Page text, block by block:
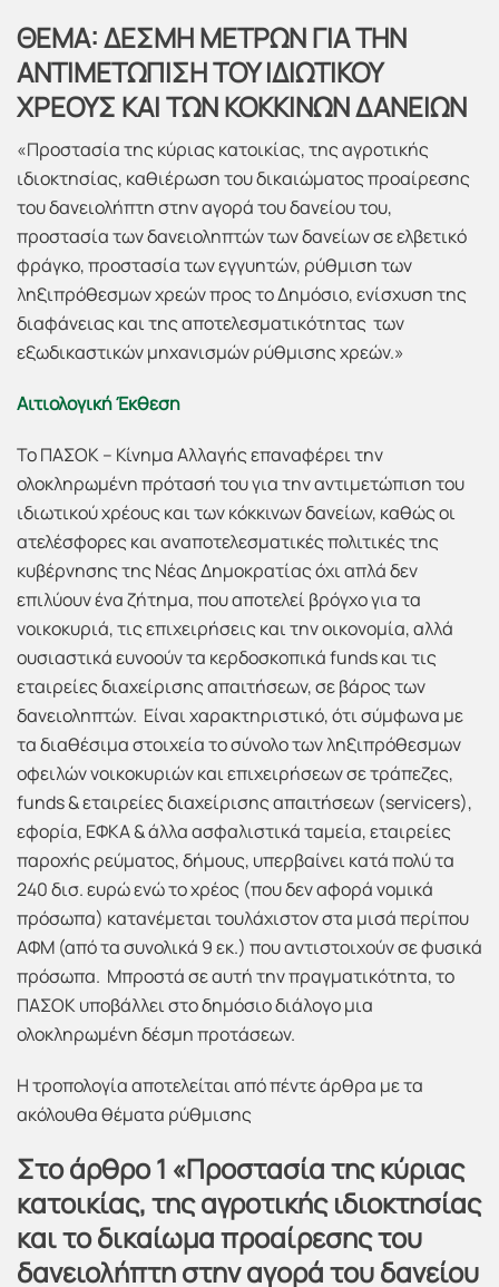
ΘΕΜΑ: ΔΕΣΜΗ ΜΕΤΡΩΝ ΓΙΑ ΤΗΝ
ΑΝΤΙΜΕΤΩΠΙΣΗ ΤΟΥ ΙΔΙΩΤΙΚΟΥ
ΧΡΕΟΥΣ ΚΑΙ ΤΩΝ ΚΟΚΚΙΝΩΝ ΔΑΝΕΙΩΝ
«Προστασία της κύριας κατοικίας, της αγροτικής
ιδιοκτησίας, καθιέρωση του δικαιώματος προαίρεσης
του δανειολήπτη στην αγορά του δανείου του,
προστασία των δανειοληπτών των δανείων σε ελβετικό
φράγκο, προστασία των εγγυητών, ρύθμιση των
ληξιπρόθεσμων χρεών προς το Δημόσιο, ενίσχυση της
διαφάνειας και της αποτελεσματικότητας των
εξωδικαστικών μηχανισμών ρύθμισης χρεών.»
Αιτιολογική Έκθεση
Το ΠΑΣΟΚ – Κίνημα Αλλαγής επαναφέρει την
ολοκληρωμένη πρότασή του για την αντιμετώπιση του
ιδιωτικού χρέους και των κόκκινων δανείων, καθώς οι
ατελέσφορες και αναποτελεσματικές πολιτικές της
κυβέρνησης της Νέας Δημοκρατίας όχι απλά δεν
επιλύουν ένα ζήτημα, που αποτελεί βρόγχο για τα
νοικοκυριά, τις επιχειρήσεις και την οικονομία, αλλά
ουσιαστικά ευνοούν τα κερδοσκοπικά funds και τις
εταιρείες διαχείρισης απαιτήσεων, σε βάρος των
δανειοληπτών. Είναι χαρακτηριστικό, ότι σύμφωνα με
τα διαθέσιμα στοιχεία το σύνολο των ληξιπρόθεσμων
οφειλών νοικοκυριών και επιχειρήσεων σε τράπεζες,
funds & εταιρείες διαχείρισης απαιτήσεων (servicers),
εφορία, ΕΦΚΑ & άλλα ασφαλιστικά ταμεία, εταιρείες
παροχής ρεύματος, δήμους, υπερβαίνει κατά πολύ τα
240 δισ. ευρώ ενώ το χρέος (που δεν αφορά νομικά
πρόσωπα) κατανέμεται τουλάχιστον στα μισά περίπου
ΑΦΜ (από τα συνολικά 9 εκ.) που αντιστοιχούν σε φυσικά
πρόσωπα. Μπροστά σε αυτή την πραγματικότητα, το
ΠΑΣΟΚ υποβάλλει στο δημόσιο διάλογο μια
ολοκληρωμένη δέσμη προτάσεων.
Η τροπολογία αποτελείται από πέντε άρθρα με τα
ακόλουθα θέματα ρύθμισης
Στο άρθρο 1 «Προστασία της κύριας
κατοικίας, της αγροτικής ιδιοκτησίας
και το δικαίωμα προαίρεσης του
δανειολήπτη στην αγορά του δανείου